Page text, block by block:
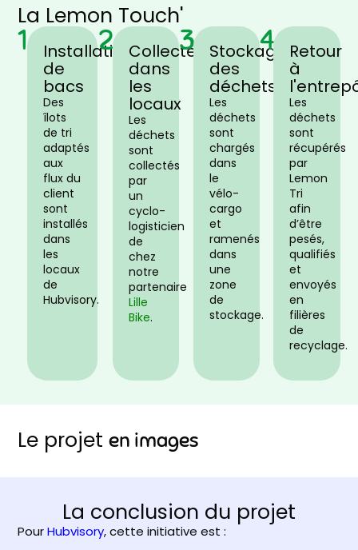
La Lemon Touch'
1 Installation
de
bacs
Des
îlots
de tri
adaptés
aux
flux du
client
sont
installés
dans
les
locaux
de
Hubvisory.
2 Collecte
dans
les
locaux
Les
déchets
sont
collectés
par
un
cyclo-
logisticien
de
chez
notre
partenaire
Lille
Bike.
3 Stockage
des
déchets
Les
déchets
sont
chargés
dans
le
vélo-
cargo
et
ramenés
dans
une
zone
de
stockage.
4 Retour
à
Les
déchets
sont
récupérés
par
Lemon
Tri
afin
d’être
pesés,
qualifiés
et
envoyés
en
filières
de
recyclage.
Le projeten images
La conclusion du projet
PourHubvisory, cette initiative est :